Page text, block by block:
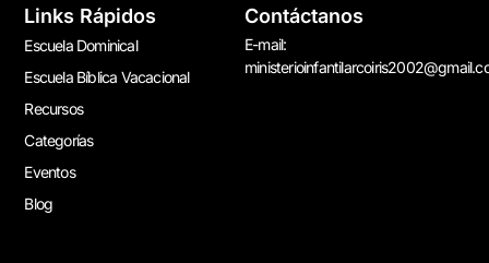
Links Rápidos
Escuela Dominical
Escuela Bíblica Vacacional
Recursos
Categorías
Eventos
Blog
Contáctanos
E-mail: